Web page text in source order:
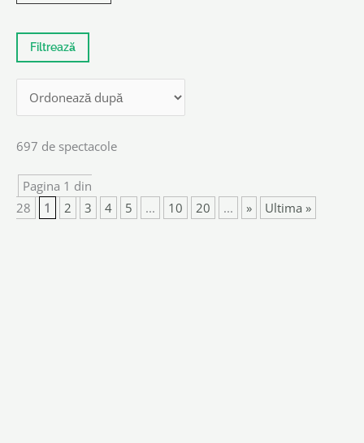
697 de spectacole
Pagina 1 din
28
1 2 3 4 5 ... 10 20 ... » Ultima »